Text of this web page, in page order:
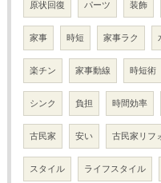
原状回復 パーツ 装飾
家事 時短 家事ラク
楽チン 家事動線 時短術
シンク 負担 時間効率
古民家 安い 古民家リフ
スタイル ライフスタイル